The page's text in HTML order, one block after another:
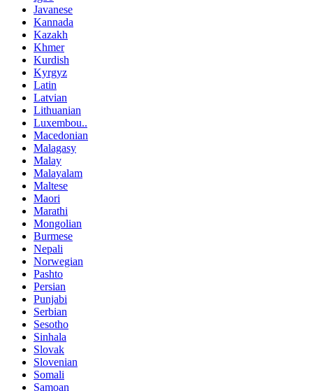
Javanese
Kannada
Kazakh
Khmer
Kurdish
Kyrgyz
Latin
Latvian
Lithuanian
Luxembou..
Macedonian
Malagasy
Malay
Malayalam
Maltese
Maori
Marathi
Mongolian
Burmese
Nepali
Norwegian
Pashto
Persian
Punjabi
Serbian
Sesotho
Sinhala
Slovak
Slovenian
Somali
Samoan